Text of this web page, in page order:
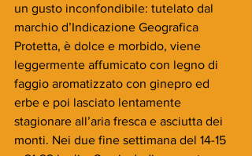
un gusto inconfondibile: tutelato dal
marchio d’Indicazione Geografica
Protetta, è dolce e morbido, viene
leggermente affumicato con legno di
faggio aromatizzato con ginepro ed
erbe e poi lasciato lentamente
stagionare all’aria fresca e asciutta dei
monti. Nei due fine settimana del 14-15